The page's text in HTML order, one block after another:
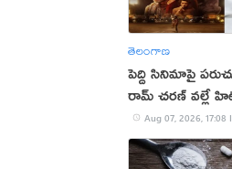
తెలంగాణ
పెద్ది సినిమాపై
రామ్ చరణ్ వల్లే
Aug 07, 2026, 17:08